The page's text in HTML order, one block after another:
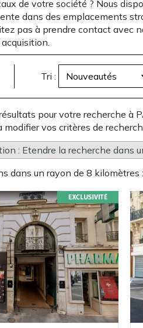
de votre société ? Nous
dans des emplacements
pas à prendre contact avec
Tri :
pour votre recherche à
vos critères de
: Etendre la recherche dans
dans un rayon de 8 kilomètres :